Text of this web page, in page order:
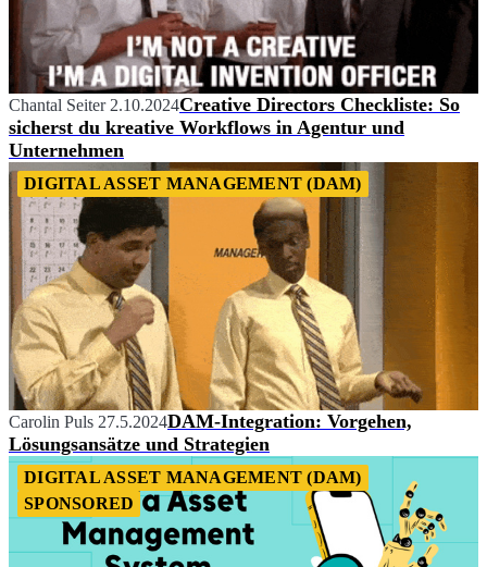
Chantal Seiter 2.10.2024Creative Directors Checkliste: So
sicherst du kreative Workflows in Agentur und
Unternehmen
DIGITAL ASSET MANAGEMENT (DAM)
Carolin Puls 27.5.2024DAM-Integration: Vorgehen,
Lösungsansätze und Strategien
DIGITAL ASSET MANAGEMENT (DAM)
SPONSORED